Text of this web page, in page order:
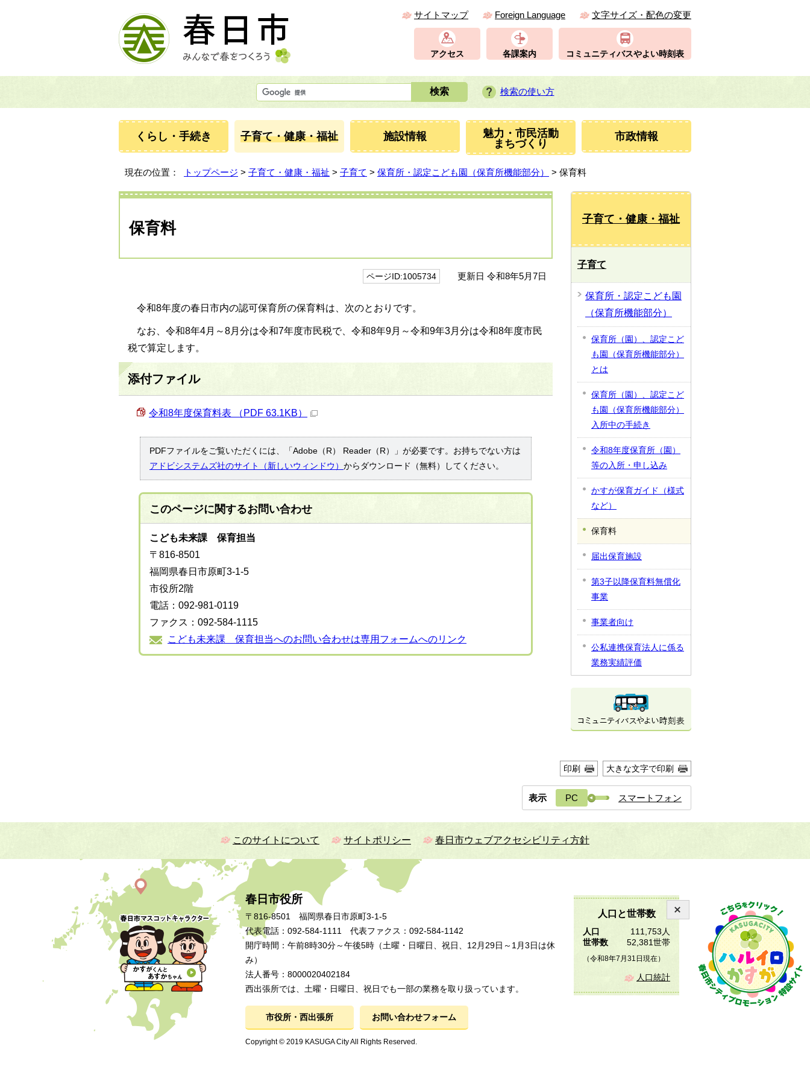
サイトマップ Foreign Language 文字サイズ・配色の変更
アクセス 各課案内 コミュニティバスやよい時刻表
検索の使い方
くらし・手続き 子育て・健康・福祉 施設情報
魅力・市民活動
まちづくり
市政情報
現在の位置： トップページ > 子育て・健康・福祉 > 子育て > 保育所・認定こども園（保育所機能部分） > 保育料
保育料
ページID:1005734 更新日 令和8年5月7日
令和8年度の春日市内の認可保育所の保育料は、次のとおりです。
なお、令和8年4月～8月分は令和7年度市民税で、令和8年9月～令和9年3月分は令和8年度市民
税で算定します。
添付ファイル
令和8年度保育料表 （PDF 63.1KB）
PDFファイルをご覧いただくには、「Adobe（R） Reader（R）」が必要です。お持ちでない方は
アドビシステムズ社のサイト（新しいウィンドウ） からダウンロード（無料）してください。
このページに関するお問い合わせ
こども未来課 保育担当
〒816-8501
福岡県春日市原町3-1-5
市役所2階
電話：092-981-0119
ファクス：092-584-1115
こども未来課 保育担当へのお問い合わせは専用フォームへのリンク
子育て・健康・福祉
子育て
保育所・認定こども園
（保育所機能部分）
保育所（園）、認定こど
も園（保育所機能部分）
とは
保育所（園）、認定こど
も園（保育所機能部分）
入所中の手続き
令和8年度保育所（園）
等の入所・申し込み
かすが保育ガイド（様式
など）
保育料
届出保育施設
第3子以降保育料無償化
事業
事業者向け
公私連携保育法人に係る
業務実績評価
印刷 大きな文字で印刷
表示 PC スマートフォン
このサイトについて サイトポリシー 春日市ウェブアクセシビリティ方針
人口と世帯数
人口
111,753人
世帯数
52,381世帯
（令和8年7月31日現在）
人口統計
春日市役所
〒816-8501 福岡県春日市原町3-1-5
代表電話：092-584-1111 代表ファクス：092-584-1142
開庁時間：午前8時30分～午後5時（土曜・日曜日、祝日、12月29日～1月3日は休
み）
法人番号：8000020402184
西出張所では、土曜・日曜日、祝日でも一部の業務を取り扱っています。
市役所・西出張所 お問い合わせフォーム
Copyright © 2019 KASUGA City All Rights Reserved.